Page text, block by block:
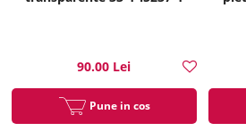
90.00 Lei
Pune in cos